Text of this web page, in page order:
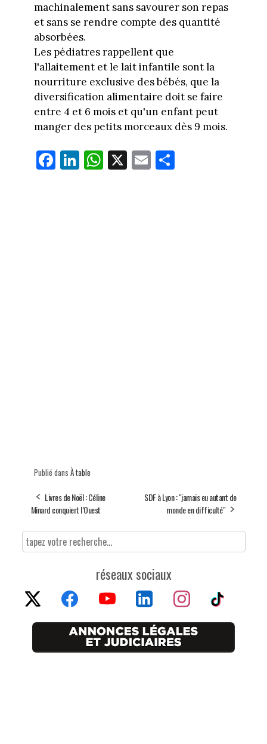
machinalement sans savourer son repas
et sans se rendre compte des quantité
absorbées.
Les pédiatres rappellent que
l'allaitement et le lait infantile sont la
nourriture exclusive des bébés, que la
diversification alimentaire doit se faire
entre 4 et 6 mois et qu'un enfant peut
manger des petits morceaux dès 9 mois.
Fa
ce
Li
nk
W
ha
X E
m
Pa
rt
Publié dans À table
Livres de Noël : Céline
Minard conquiert l’Ouest
SDF à Lyon : "jamais eu autant de
monde en difficulté"
réseaux sociaux